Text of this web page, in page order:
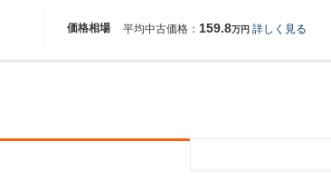
価格相場 平均中古価格： 159.8万円 詳しく見る